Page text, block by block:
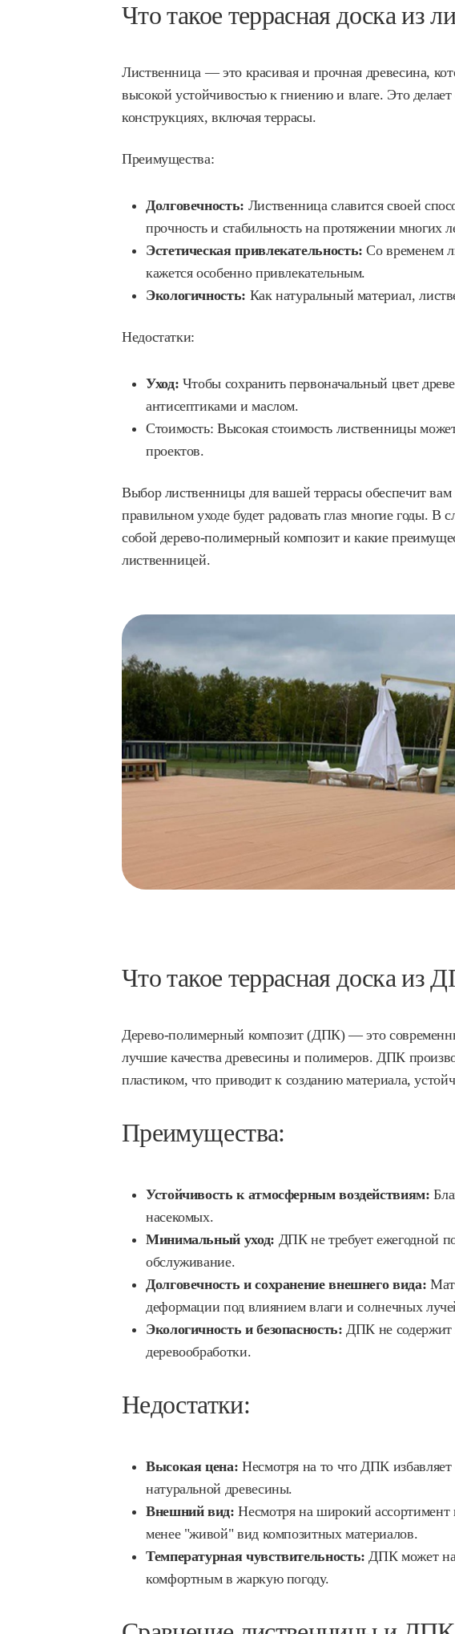
Что такое террасная доска из
Лиственница — это красивая и прочная древесина,
высокой устойчивостью к гниению и влаге. Это
конструкциях, включая террасы.
Преимущества:
Долговечность: Лиственница славится своей
прочность и стабильность на протяжении многих
Эстетическая привлекательность: Со временем
кажется особенно привлекательным.
Экологичность: Как натуральный материал,
Недостатки:
Уход: Чтобы сохранить первоначальный цвет
антисептиками и маслом.
Стоимость: Высокая стоимость лиственницы
проектов.
Выбор лиственницы для вашей террасы обеспечит
правильном уходе будет радовать глаз многие годы.
собой дерево-полимерный композит и какие
лиственницей.
Что такое террасная доска из
Дерево-полимерный композит (ДПК) — это
лучшие качества древесины и полимеров. ДПК
пластиком, что приводит к созданию материала,
Преимущества:
Устойчивость к атмосферным воздействиям:
насекомых.
Минимальный уход: ДПК не требует ежегодной
обслуживание.
Долговечность и сохранение внешнего вида:
деформации под влиянием влаги и солнечных
Экологичность и безопасность: ДПК не содержит
деревообработки.
Недостатки:
Высокая цена: Несмотря на то что ДПК
натуральной древесины.
Внешний вид: Несмотря на широкий
менее "живой" вид композитных материалов.
Температурная чувствительность: ДПК может
комфортным в жаркую погоду.